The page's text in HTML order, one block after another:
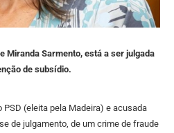
Miranda Sarmento, está a ser julgada
de subsídio.
PSD (eleita pela Madeira) e acusada
de julgamento, de um crime de fraude